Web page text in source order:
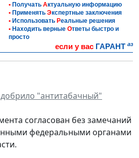
• Получать Актуальную информацию
• Применять Экспертные заключения
• Использовать Реальные решения
• Находить верные Ответы быстро и
просто
если у вас ГАРАНТ
"антитабачный"
согласован без замечаний
федеральными органами